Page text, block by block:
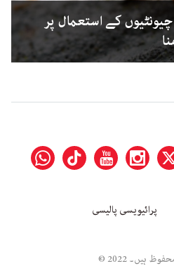
کے استعمال پر
پرائیویسی پالیسی
ہیں۔ 2022 ©